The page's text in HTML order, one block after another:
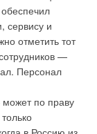
сервису и
отметить тот
—
Персонал
по праву
и
установки
и
объектов,
«Сити-
свежего
при
до –